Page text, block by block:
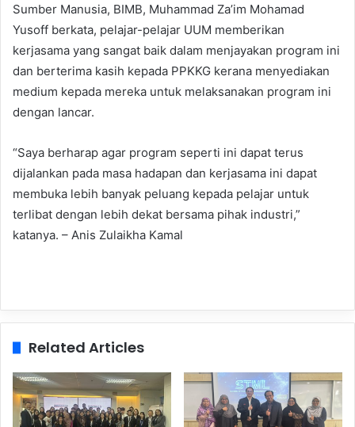
Sumber Manusia, BIMB, Muhammad Za’im Mohamad
Yusoff berkata, pelajar-pelajar UUM memberikan
kerjasama yang sangat baik dalam menjayakan program ini
dan berterima kasih kepada PPKKG kerana menyediakan
medium kepada mereka untuk melaksanakan program ini
dengan lancar.
“Saya berharap agar program seperti ini dapat terus
dijalankan pada masa hadapan dan kerjasama ini dapat
membuka lebih banyak peluang kepada pelajar untuk
terlibat dengan lebih dekat bersama pihak industri,”
katanya. – Anis Zulaikha Kamal
Related Articles